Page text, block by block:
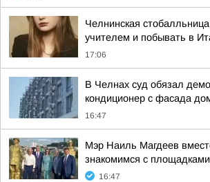
Челнинская
учителем и побывать в
17:06
В Челнах суд обязал
кондиционер с фасада
16:47
Мэр Наиль Магдеев
знакомимся с
16:47